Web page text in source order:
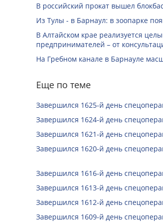
В российский прокат вышел
Из Тулы - в Барнаул: в зоопарке
В Алтайском крае реализуется
предпринимателей – от
На Гребном канале в Барнауле
Еще по теме
Завершился 1625-й день
Завершился 1624-й день
Завершился 1621-й день
Завершился 1620-й день
Завершился 1616-й день
Завершился 1613-й день
Завершился 1612-й день
Завершился 1609-й день